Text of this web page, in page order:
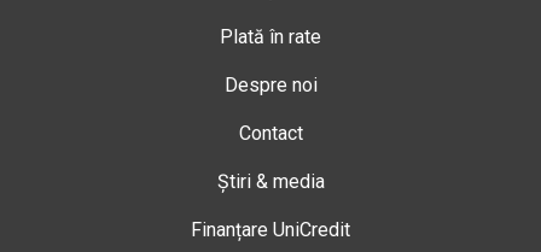
Plată în rate
Despre noi
Contact
Știri & media
Finanțare UniCredit